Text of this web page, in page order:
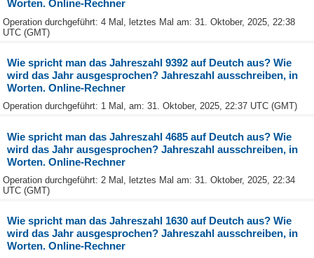
Worten. Online-Rechner
Operation durchgeführt: 4 Mal, letztes Mal am: 31. Oktober, 2025, 22:38
UTC (GMT)
Wie spricht man das Jahreszahl 9392 auf Deutch aus? Wie
wird das Jahr ausgesprochen? Jahreszahl ausschreiben, in
Worten. Online-Rechner
Operation durchgeführt: 1 Mal, am: 31. Oktober, 2025, 22:37 UTC (GMT)
Wie spricht man das Jahreszahl 4685 auf Deutch aus? Wie
wird das Jahr ausgesprochen? Jahreszahl ausschreiben, in
Worten. Online-Rechner
Operation durchgeführt: 2 Mal, letztes Mal am: 31. Oktober, 2025, 22:34
UTC (GMT)
Wie spricht man das Jahreszahl 1630 auf Deutch aus? Wie
wird das Jahr ausgesprochen? Jahreszahl ausschreiben, in
Worten. Online-Rechner